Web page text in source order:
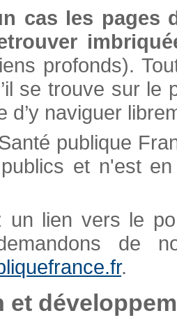
cas les pages
profonds).
se trouve sur
d’y naviguer
publique
et n'est
un lien vers le
de
.
et